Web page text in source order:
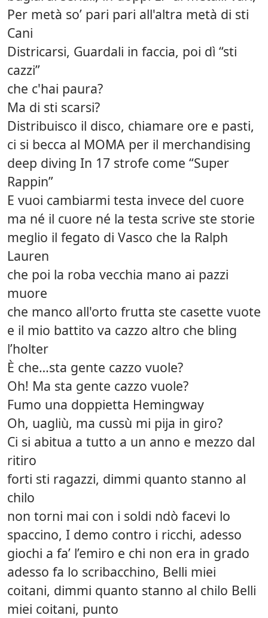
Per metà so’ pari pari all'altra metà di sti
Cani
Districarsi, Guardali in faccia, poi dì “sti
cazzi”
che c'hai paura?
Ma di sti scarsi?
Distribuisco il disco, chiamare ore e pasti,
ci si becca al MOMA per il merchandising
deep diving In 17 strofe come “Super
Rappin”
E vuoi cambiarmi testa invece del cuore
ma né il cuore né la testa scrive ste storie
meglio il fegato di Vasco che la Ralph
Lauren
che poi la roba vecchia mano ai pazzi
muore
che manco all'orto frutta ste casette vuote
e il mio battito va cazzo altro che bling
l’holter
È che…sta gente cazzo vuole?
Oh! Ma sta gente cazzo vuole?
Fumo una doppietta Hemingway
Oh, uagliù, ma cussù mi pija in giro?
Ci si abitua a tutto a un anno e mezzo dal
ritiro
forti sti ragazzi, dimmi quanto stanno al
chilo
non torni mai con i soldi ndò facevi lo
spaccino, I demo contro i ricchi, adesso
giochi a fa’ l’emiro e chi non era in grado
adesso fa lo scribacchino, Belli miei
coitani, dimmi quanto stanno al chilo Belli
miei coitani, punto